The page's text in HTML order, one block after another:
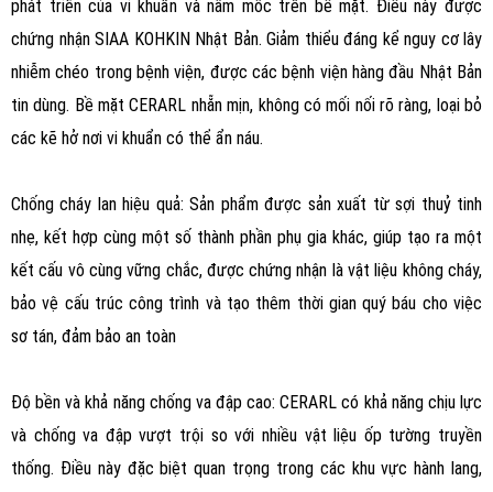
phát triển của vi khuẩn và nấm mốc trên bề mặt. Điều này được
chứng nhận SIAA KOHKIN Nhật Bản. Giảm thiểu đáng kể nguy cơ lây
nhiễm chéo trong bệnh viện, được các bệnh viện hàng đầu Nhật Bản
tin dùng. Bề mặt CERARL nhẵn mịn, không có mối nối rõ ràng, loại bỏ
các kẽ hở nơi vi khuẩn có thể ẩn náu.
Chống cháy lan hiệu quả: Sản phẩm được sản xuất từ sợi thuỷ tinh
nhẹ, kết hợp cùng một số thành phần phụ gia khác, giúp tạo ra một
kết cấu vô cùng vững chắc, được chứng nhận là vật liệu không cháy,
bảo vệ cấu trúc công trình và tạo thêm thời gian quý báu cho việc
sơ tán, đảm bảo an toàn
Độ bền và khả năng chống va đập cao: CERARL có khả năng chịu lực
và chống va đập vượt trội so với nhiều vật liệu ốp tường truyền
thống. Điều này đặc biệt quan trọng trong các khu vực hành lang,